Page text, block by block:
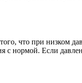
что при низком
с нормой. Если